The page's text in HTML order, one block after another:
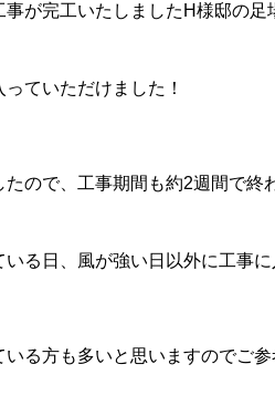
が完工いたしましたH様邸の足
ていただけました！
ので、工事期間も約2週間で終
る日、風が強い日以外に工事に
る方も多いと思いますのでご参